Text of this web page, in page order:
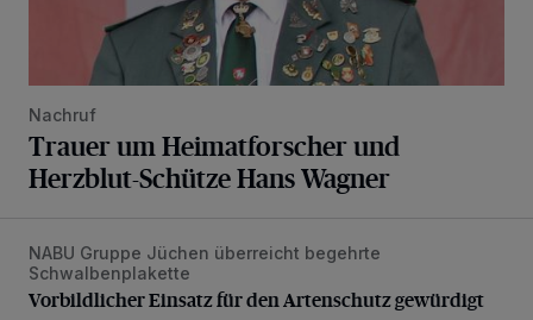
Nachruf
Trauer um Heimatforscher und
Herzblut-Schütze Hans Wagner
Vorbildlicher Einsatz für den Artenschutz gewürdigt
NABU Gruppe Jüchen überreicht begehrte
Schwalbenplakette
Vorbildlicher Einsatz für den Artenschutz gewürdigt